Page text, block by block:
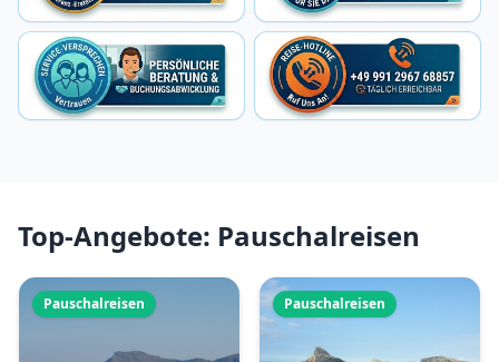
Top-Angebote: Pauschalreisen
Pauschalreisen Pauschalreisen